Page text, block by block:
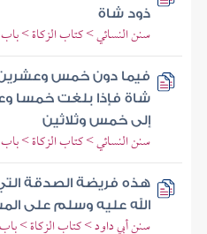
ذود شاة
سنن النسائي > كتاب الزكاة > باب
فيما دون خمس
شاة فإذا بلغت خمسا
إلى خمس وثلاثين
سنن النسائي > كتاب الزكاة > باب
هذه فريضة الصدقة
الله عليه وسلم على
سنن أبي داود > كتاب الزكاة > باب